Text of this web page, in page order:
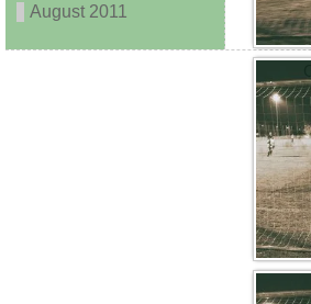
August 2011